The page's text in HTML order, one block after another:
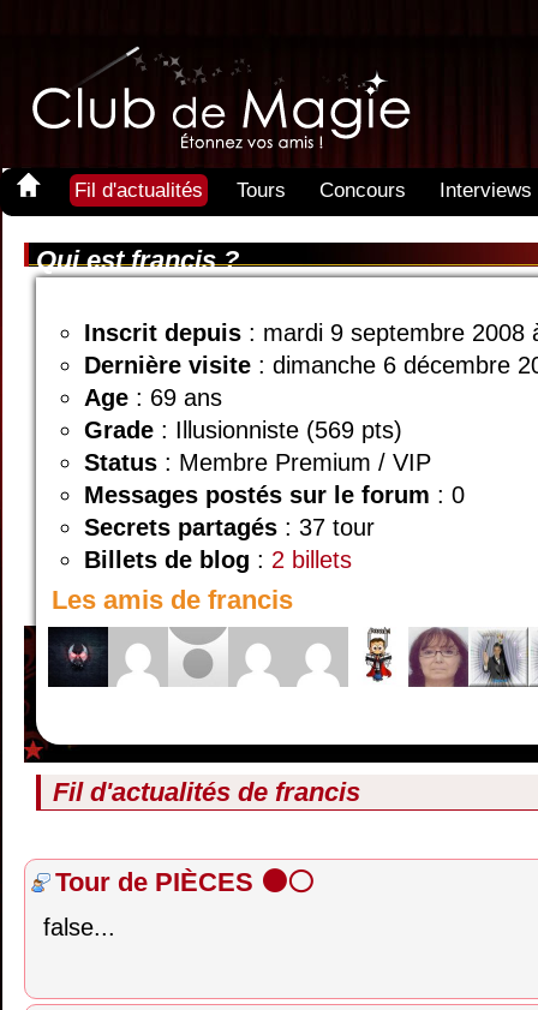
Fil d'actualités Tours Concours Interviews
Qui est francis ?
Inscrit depuis : mardi 9 septembre 2008
Dernière visite : dimanche 6 décembre
Age : 69 ans
Grade : Illusionniste (569 pts)
Status : Membre Premium / VIP
Messages postés sur le forum : 0
Secrets partagés : 37 tour
Billets de blog : 2 billets
Les amis de francis
Fil d'actualités de francis
Tour de PIÈCES ⚫⚪
false...